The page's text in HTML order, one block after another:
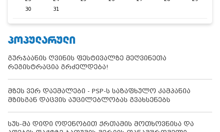
30
31
ᲞᲝᲞᲣᲚᲐᲠᲣᲚᲘ
გურჯაანის ღვინის ფესტივალზე მეღვინეთა
რეგისტრაცია გრძელდება!
მზეს ვერ დაემალები - PSP-ს საზაფხულო კამპანია
მზისგან დაცვის აუცილებლობას გვახსენებს
სუს-მა დიდი ოდენობით ქრთამის მოთხოვნისა და